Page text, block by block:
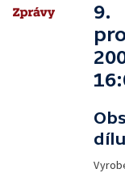
9.
dílu